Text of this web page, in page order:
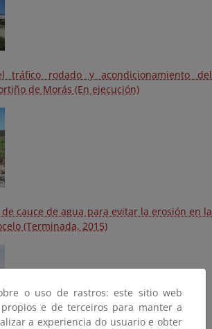
tráfico rodado y acondicionamiento del
de Morás (En ejecución)
cauce de agua para evitar la erosión en la
(Terminada, 2015)
o uso de rastros: este sitio web
e de terceiros para manter a
a experiencia do usuario e obter